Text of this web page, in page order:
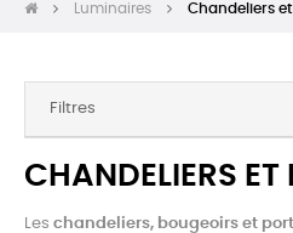
Luminaires Chandeliers
Filtres
CHANDELIERS ET
Les chandeliers, bougeoirs et